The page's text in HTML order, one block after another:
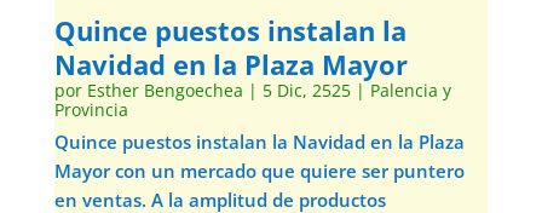
Quince puestos instalan la
Navidad en la Plaza Mayor
por Esther Bengoechea | 5 Dic, 2525| Palencia y
Provincia
Quince puestos instalan la Navidad en la Plaza
Mayor con un mercado que quiere ser puntero
en ventas. A la amplitud de productos